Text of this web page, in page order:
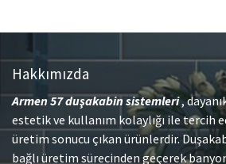
Hakkımızda
Armen 57duşakabin sistemleri,
estetik ve kullanım kolaylığı ile tercih
üretim sonucu çıkan ürünlerdir.
bağlı üretim sürecinden geçerek